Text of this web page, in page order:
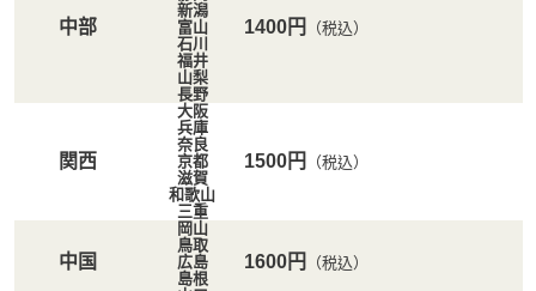
中部
新潟
富山
石川
福井
山梨
長野
1400円 （税込）
関西
大阪
兵庫
奈良
京都
滋賀
和歌山
三重
1500円 （税込）
中国
岡山
鳥取
広島
島根
1600円 （税込）